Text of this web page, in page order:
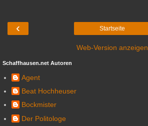
‹ Startseite
Web-Version anzeigen
Schaffhausen.net Autoren
Agent
Beat Hochheuser
Bockmister
Der Politologe